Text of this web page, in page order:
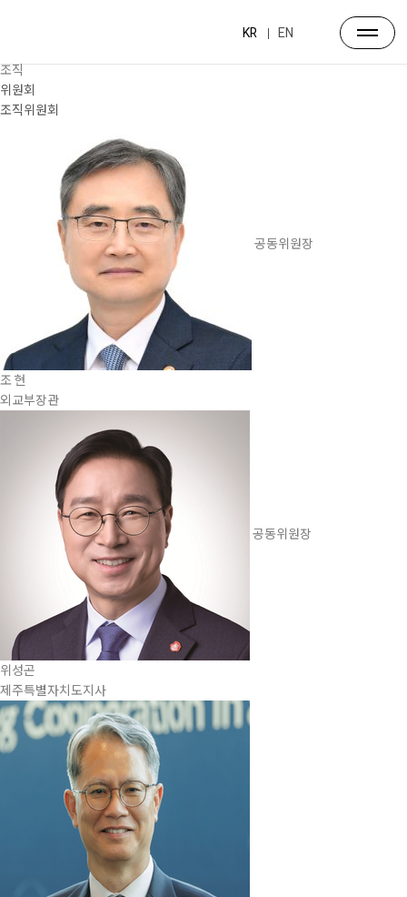
KR EN
조직
위원회
조직위원회
공동위원장
조 현
외교부장관
공동위원장
위성곤
제주특별자치도지사